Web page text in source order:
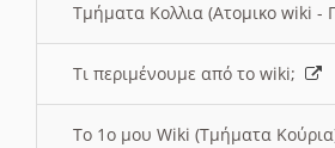
Τμήματα Κολλια (Ατομικο wiki
Τι περιμένουμε από το wiki;
Το 1ο μου Wiki (Τμήματα